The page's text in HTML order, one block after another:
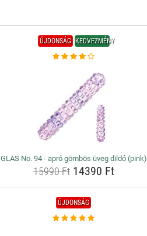
ÚJDONSÁG KEDVEZMÉNY
GLAS No. 94 - apró gömbös üveg dildó (pink)
15990 Ft14390 Ft
ÚJDONSÁG